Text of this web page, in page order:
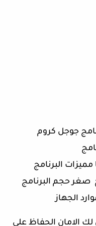
جوجل كروم
البرنامج
صغر حجم البرنامج
الجهاز
الامان الحفاظ علي